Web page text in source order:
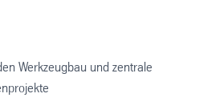
Werkzeugbau und zentrale